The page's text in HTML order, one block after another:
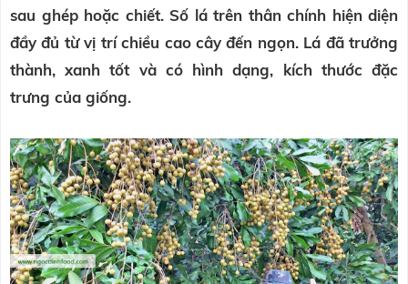
sau ghép hoặc chiết. Số lá trên thân chính hiện diện
đầy đủ từ vị trí chiều cao cây đến ngọn. Lá đã trưởng
thành, xanh tốt và có hình dạng, kích thước đặc
trưng của giống.